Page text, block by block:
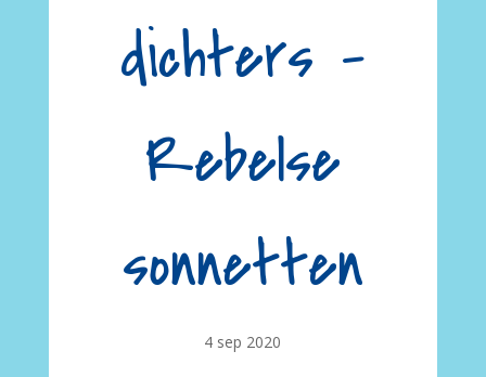
dichters –
Rebelse
sonnetten
4 sep 2020